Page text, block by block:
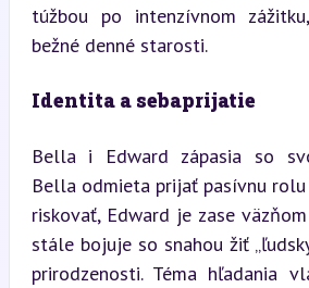
túžbou po intenzívnom
bežné denné starosti.
Identita a sebaprijatie
Bella i Edward zápasia so
Bella odmieta prijať pasívnu
riskovať, Edward je zase
stále bojuje so snahou žiť
prirodzenosti. Téma hľadania